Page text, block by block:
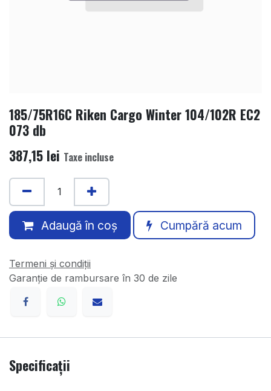
185/75R16C Riken Cargo Winter 104/102R EC2
073 db
387,15 lei Taxe incluse
Adaugă în coș Cumpără acum
Termeni și condiții
Garanție de rambursare în 30 de zile
Specificații